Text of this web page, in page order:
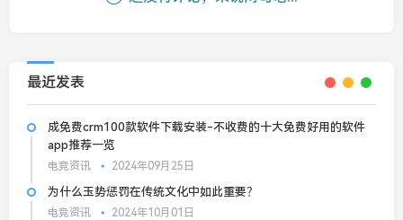
最近发表
成免费crm100款软件下载安装-不收费的十大免费好用的软件
app推荐一览
电竞资讯 2024年09月25日
为什么玉势惩罚在传统文化中如此重要？
电竞资讯 2024年10月01日